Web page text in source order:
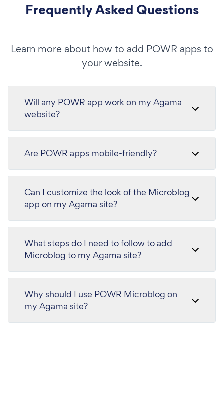
Frequently Asked Questions
Learn more about how to add POWR apps to
your website.
Will any POWR app work on my Agama
website?
Are POWR apps mobile-friendly?
Can I customize the look of the Microblog
app on my Agama site?
What steps do I need to follow to add
Microblog to my Agama site?
Why should I use POWR Microblog on
my Agama site?